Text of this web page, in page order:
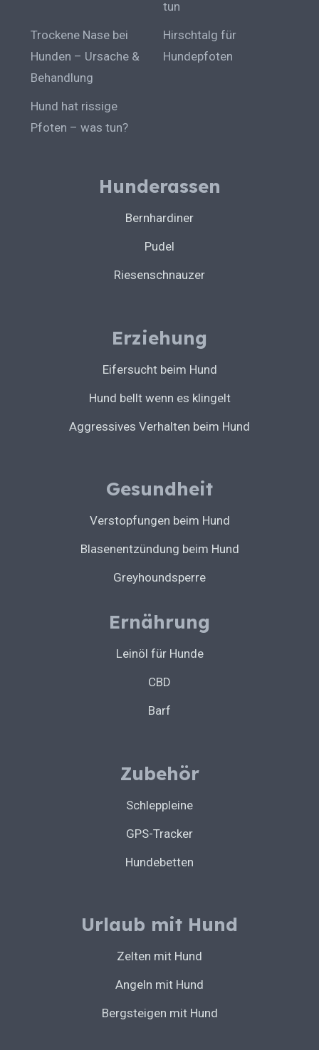
tun
Trockene Nase bei
Hunden – Ursache &
Behandlung
Hirschtalg für
Hundepfoten
Hund hat rissige
Pfoten – was tun?
Hunderassen
Bernhardiner
Pudel
Riesenschnauzer
Erziehung
Eifersucht beim Hund
Hund bellt wenn es klingelt
Aggressives Verhalten beim Hund
Gesundheit
Verstopfungen beim Hund
Blasenentzündung beim Hund
Greyhoundsperre
Ernährung
Leinöl für Hunde
CBD
Barf
Zubehör
Schleppleine
GPS-Tracker
Hundebetten
Urlaub mit Hund
Zelten mit Hund
Angeln mit Hund
Bergsteigen mit Hund